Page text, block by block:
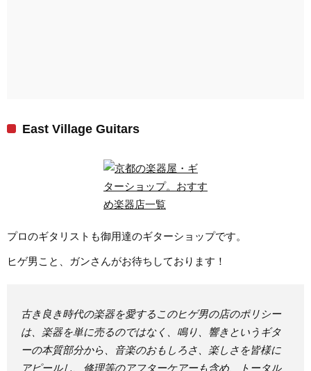
East Village Guitars
プロのギタリストも御用達のギターショップです。
ヒゲ男こと、ガンさんがお待ちしております！
古き良き時代の楽器を愛するこのヒゲ男の店のポリシー
は、楽器を単に売るのではなく、鳴り、響きというギタ
ーの本質部分から、音楽のおもしろさ、楽しさを皆様に
アピールし、修理等のアフターケアーも含め、トータル